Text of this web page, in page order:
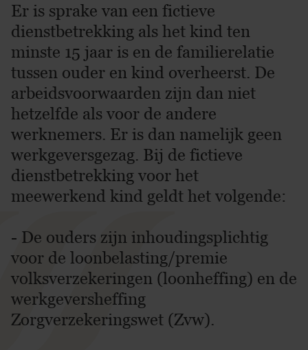
Er is sprake van een fictieve
dienstbetrekking als het kind ten
minste 15 jaar is en de familierelatie
tussen ouder en kind overheerst. De
arbeidsvoorwaarden zijn dan niet
hetzelfde als voor de andere
werknemers. Er is dan namelijk geen
werkgeversgezag. Bij de fictieve
dienstbetrekking voor het
meewerkend kind geldt het volgende:
- De ouders zijn inhoudingsplichtig
voor de loonbelasting/premie
volksverzekeringen (loonheffing) en de
werkgeversheffing
Zorgverzekeringswet (Zvw).